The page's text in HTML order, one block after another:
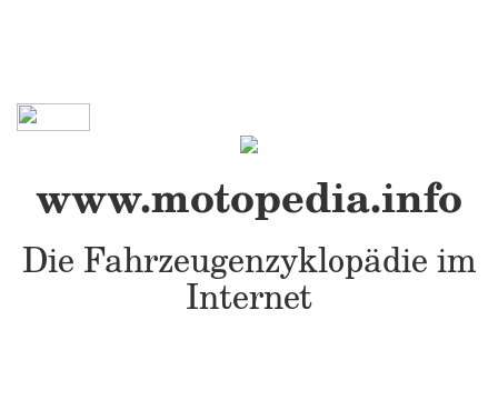
www.motopedia.info
Die Fahrzeugenzyklopädie im
Internet